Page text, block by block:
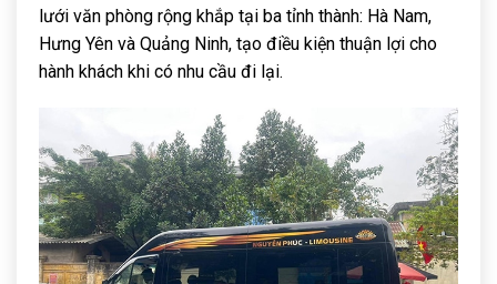
lưới văn phòng rộng khắp tại ba tỉnh thành: Hà Nam,
Hưng Yên và Quảng Ninh, tạo điều kiện thuận lợi cho
hành khách khi có nhu cầu đi lại.